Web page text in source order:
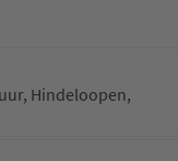
Hindeloopen,